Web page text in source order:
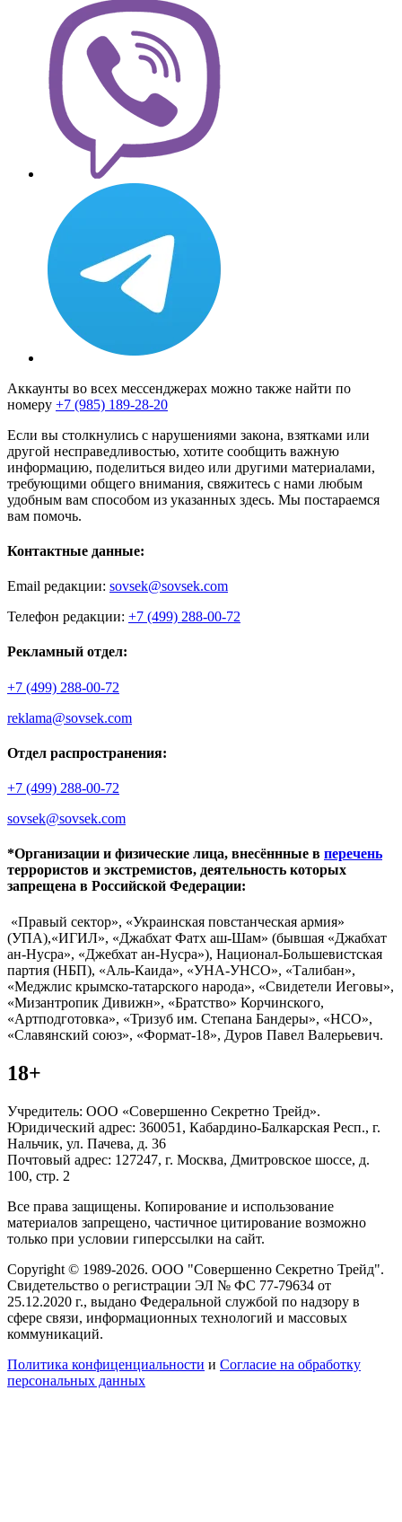
Аккаунты во всех мессенджерах можно также найти по
номеру +7 (985) 189-28-20
Если вы столкнулись с нарушениями закона, взятками или
другой несправедливостью, хотите сообщить важную
информацию, поделиться видео или другими материалами,
требующими общего внимания, свяжитесь с нами любым
удобным вам способом из указанных здесь. Мы постараемся
вам помочь.
Контактные данные:
Email редакции: sovsek@sovsek.com
Телефон редакции: +7 (499) 288-00-72
Рекламный отдел:
+7 (499) 288-00-72
reklama@sovsek.com
Отдел распространения:
+7 (499) 288-00-72
sovsek@sovsek.com
*Организации и физические лица, внесённные в перечень
террористов и экстремистов, деятельность которых
запрещена в Российской Федерации:
«Правый сектор», «Украинская повстанческая армия»
(УПА),«ИГИЛ», «Джабхат Фатх аш-Шам» (бывшая «Джабхат
ан-Нусра», «Джебхат ан-Нусра»), Национал-Большевистская
партия (НБП), «Аль-Каида», «УНА-УНСО», «Талибан»,
«Меджлис крымско-татарского народа», «Свидетели Иеговы»,
«Мизантропик Дивижн», «Братство» Корчинского,
«Артподготовка», «Тризуб им. Степана Бандеры», «НСО»,
«Славянский союз», «Формат-18», Дуров Павел Валерьевич.
18+
Учредитель: ООО «Совершенно Секретно Трейд».
Юридический адрес: 360051, Кабардино-Балкарская Респ., г.
Нальчик, ул. Пачева, д. 36
Почтовый адрес: 127247, г. Москва, Дмитровское шоссе, д.
100, стр. 2
Все права защищены. Копирование и использование
материалов запрещено, частичное цитирование возможно
только при условии гиперссылки на сайт.
Copyright © 1989-2026. ООО "Совершенно Секретно Трейд".
Свидетельство о регистрации ЭЛ № ФС 77-79634 от
25.12.2020 г., выдано Федеральной службой по надзору в
сфере связи, информационных технологий и массовых
коммуникаций.
Политика конфиценциальности и Согласие на обработку
персональных данных